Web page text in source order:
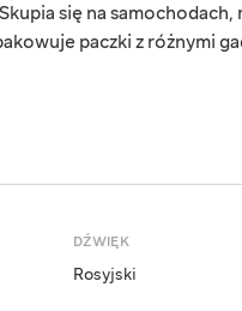
się na
paczki z różnymi
DŹWIĘK
Rosyjski